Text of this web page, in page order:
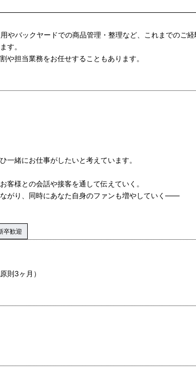
やバックヤードでの商品管理・整理など、これまでのご
す。
や担当業務をお任せすることもあります。
一緒にお仕事がしたいと考えています。
客様との会話や接客を通して伝えていく。
がり、同時にあなた自身のファンも増やしていく——
卒歓迎
則3ヶ月）